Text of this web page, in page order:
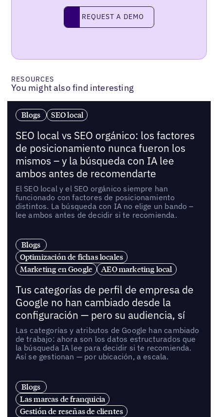
Request a demo
REQUEST A DEMO
RESOURCES
You might also find interesting
Blogs SEO local
SEO local vs SEO orgánico: los factores
de posicionamiento nunca fueron los
mismos – y la búsqueda con IA lee
ambos antes de recomendarte
El SEO local y el SEO orgánico siempre han
funcionado con factores de posicionamiento
distintos. La búsqueda con IA no elige un bando –
lee ambos antes de decidir si te recomienda.
Blogs
Optimización de fichas locales
Marketing en Google
AEO marketing local
Tus categorías de perfil de empresa de
Google no han cambiado desde la
configuración — pero su audiencia, sí
Las categorías y atributos de Google han cambiado
de trabajo: ahora son los datos estructurados que
la búsqueda IA lee para decidir si te recomienda.
Así se gestionan — por ubicación, a escala.
Blogs
Las marcas de franquicia
Gestión de reseñas de clientes